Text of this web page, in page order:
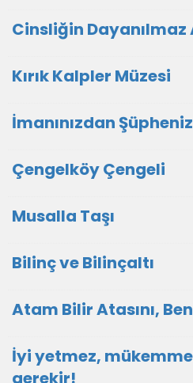
Cinsliğin Dayanılmaz
Kırık Kalpler Müzesi
İmanınızdan
Çengelköy Çengeli
Musalla Taşı
Bilinç ve Bilinçaltı
Atam Bilir Atasını,
İyi yetmez,
gerekir!